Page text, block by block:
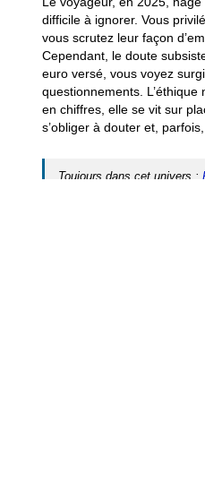
difficile à ignorer. Vous
vous scrutez leur façon
Cependant, le doute
euro versé, vous voyez
questionnements.
en chiffres, elle se vit sur
s’obliger à douter et,
Toujours dans cet univers :